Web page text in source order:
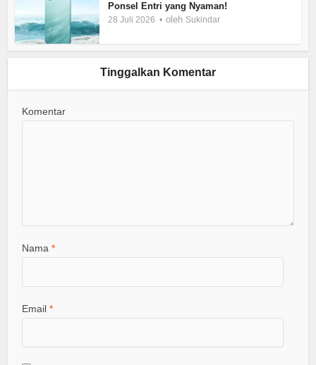
Ponsel Entri yang Nyaman!
28 Juli 2026 oleh Sukindar
Tinggalkan Komentar
Komentar
Nama*
Email*